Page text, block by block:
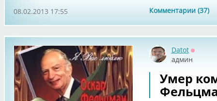
Комментарии (37)
08.02.2013 17:55
Datot
админ
Умер